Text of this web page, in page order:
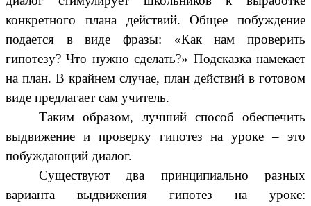
конкретного плана действий. Общее побуждение
подается в виде фразы: «Как нам проверить
гипотезу? Что нужно сделать?» Подсказка намекает
на план. В крайнем случае, план действий в готовом
виде предлагает сам учитель.
Таким образом, лучший способ обеспечить
выдвижение и проверку гипотез на уроке – это
побуждающий диалог.
Существуют два принципиально разных
варианта выдвижения гипотез на уроке: